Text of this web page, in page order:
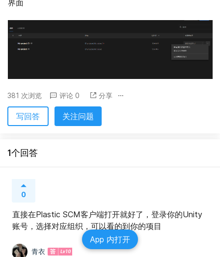
界面
381 次浏览 评论 0 分享
写回答 关注问题
1个回答
0
直接在Plastic SCM客户端打开就好了，登录你的Unity
账号，选择对应组织，可以看的到你的项目
青衣
App 内打开